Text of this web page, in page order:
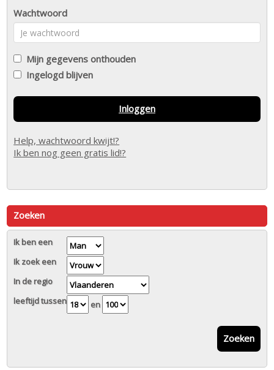
Wachtwoord
Mijn gegevens onthouden
Ingelogd blijven
Inloggen
Help, wachtwoord kwijt!?
Ik ben nog geen gratis lid!?
Zoeken
Ik ben een
Ik zoek een
In de regio
leeftijd tussen
en
Zoeken